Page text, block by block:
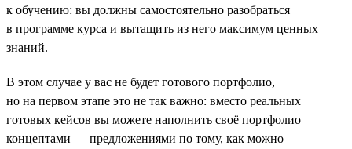
к обучению: вы должны самостоятельно разобраться
в программе курса и вытащить из него максимум ценных
знаний.
В этом случае у вас не будет готового портфолио,
но на первом этапе это не так важно: вместо реальных
готовых кейсов вы можете наполнить своё портфолио
концептами — предложениями по тому, как можно